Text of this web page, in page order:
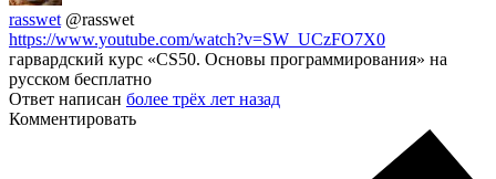
rasswet @rasswet
https://www.youtube.com/watch?v=SW_UCzFO7X0
гарвардский курс «CS50. Основы программирования» на
русском бесплатно
Ответ написан более трёх лет назад
Комментировать